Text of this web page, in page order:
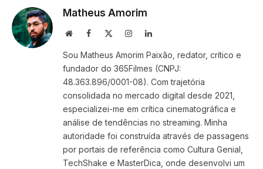
Matheus Amorim
WebsiteFacebook InstagramLinkedIn
Sou Matheus Amorim Paixão, redator, crítico e
fundador do 365Filmes (CNPJ:
48.363.896/0001-08). Com trajetória
consolidada no mercado digital desde 2021,
especializei-me em crítica cinematográfica e
análise de tendências no streaming. Minha
autoridade foi construída através de passagens
por portais de referência como Cultura Genial,
TechShake e MasterDica, onde desenvolvi um